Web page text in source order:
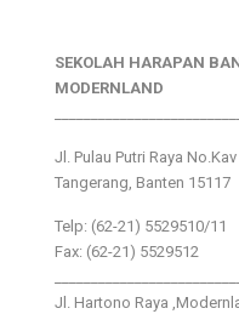
SEKOLAH HARAPAN
MODERNLAND
Jl. Pulau Putri Raya
Tangerang, Banten 15117
Telp: (62-21) 5529510/11
Fax: (62-21) 5529512
Jl. Hartono Raya